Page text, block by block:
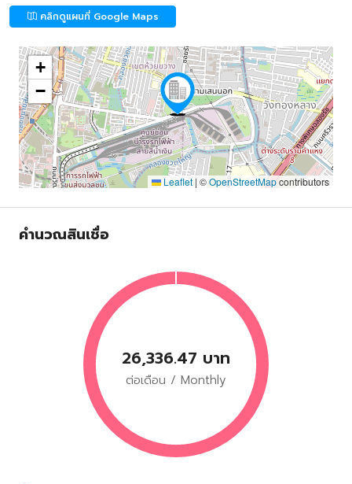
คลิกดูแผนที่ Google Maps
+
−
Leaflet | ©OpenStreetMapcontributors
คำนวณสินเชื่อ
26,336.47 บาท
ต่อเดือน / Monthly